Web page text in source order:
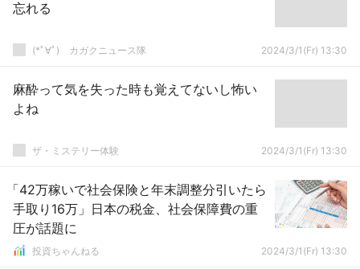
忘れる
(*ﾟ∀ﾟ)ゞカガクニュース隊 2024/3/1(Fr) 13:30
麻酔って気を失った時も覚えてないし怖い
よね
ザ・ミステリー体験 2024/3/1(Fr) 13:30
「42万稼いで社会保険と年末調整分引いたら
手取り16万」日本の税金、社会保障費の重
圧が話題に
投資ちゃんねる 2024/3/1(Fr) 13:30